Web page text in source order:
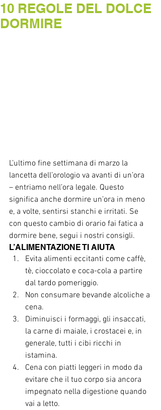
10 REGOLE DEL DOLCE
DORMIRE
L’ultimo fine settimana di marzo la
lancetta dell’orologio va avanti di un’ora
– entriamo nell’ora legale. Questo
significa anche dormire un’ora in meno
e, a volte, sentirsi stanchi e irritati. Se
con questo cambio di orario fai fatica a
dormire bene, segui i nostri consigli.
L’ALIMENTAZIONE TI AIUTA
Evita alimenti eccitanti come caffè,
tè, cioccolato e coca-cola a partire
dal tardo pomeriggio.
Non consumare bevande alcoliche a
cena.
Diminuisci i formaggi, gli insaccati,
la carne di maiale, i crostacei e, in
generale, tutti i cibi ricchi in
istamina.
Cena con piatti leggeri in modo da
evitare che il tuo corpo sia ancora
impegnato nella digestione quando
vai a letto.